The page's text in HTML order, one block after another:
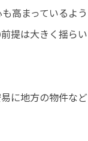
高まっているよう
提は大きく揺らい
に地方の物件など